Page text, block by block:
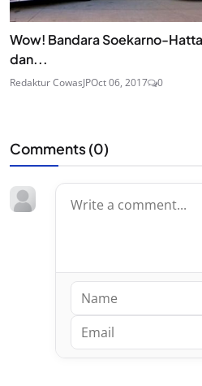
Wow! Bandara Soekarno-
dan...
Redaktur CowasJPOct 06, 2017 0
Comments (0)